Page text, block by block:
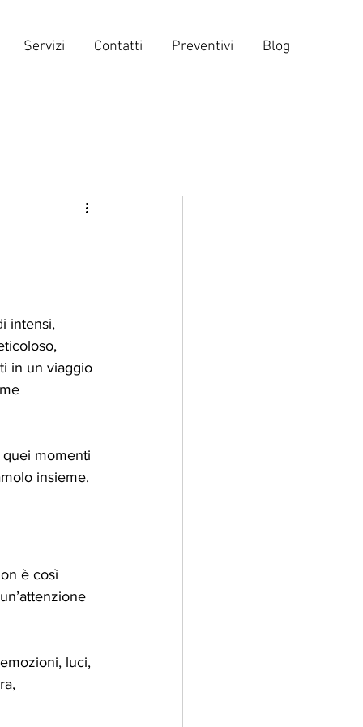
Servizi Contatti Preventivi Blog
intensi,
in un viaggio
momenti
insieme.
è così
luci,